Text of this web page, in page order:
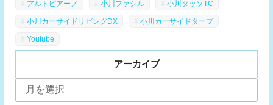
アルトピアーノ 小川ファシル 小川タッソTC
小川カーサイドリビングDX 小川カーサイドタープ
Youtube
アーカイブ
ー